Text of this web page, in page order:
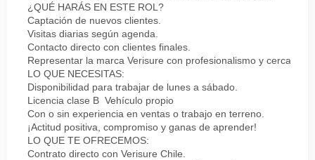
¿QUÉ HARÁS EN ESTE ROL?
Captación de nuevos clientes.
Visitas diarias según agenda.
Contacto directo con clientes finales.
Representar la marca Verisure con profesionalismo y cercanía.
LO QUE NECESITAS:
Disponibilidad para trabajar de lunes a sábado.
Licencia clase B Vehículo propio
Con o sin experiencia en ventas o trabajo en terreno.
¡Actitud positiva, compromiso y ganas de aprender!
LO QUE TE OFRECEMOS:
Contrato directo con Verisure Chile.